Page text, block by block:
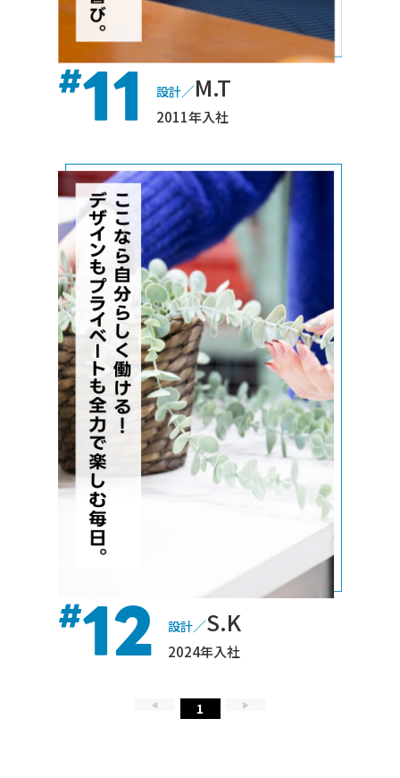
#11 設計／M.T
2011年入社
#12 設計／S.K
2024年入社
◀ 1 ▶